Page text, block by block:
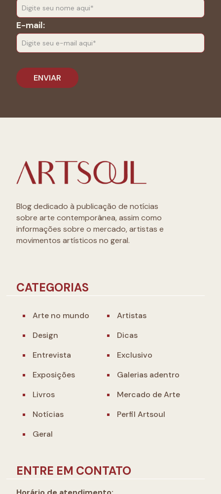
E-mail:
Blog dedicado à publicação de notícias
sobre arte contemporânea, assim como
informações sobre o mercado, artistas e
movimentos artísticos no geral.
CATEGORIAS
Arte no mundo
Artistas
Design
Dicas
Entrevista
Exclusivo
Exposições
Galerias adentro
Livros
Mercado de Arte
Notícias
Perfil Artsoul
Geral
ENTRE EM CONTATO